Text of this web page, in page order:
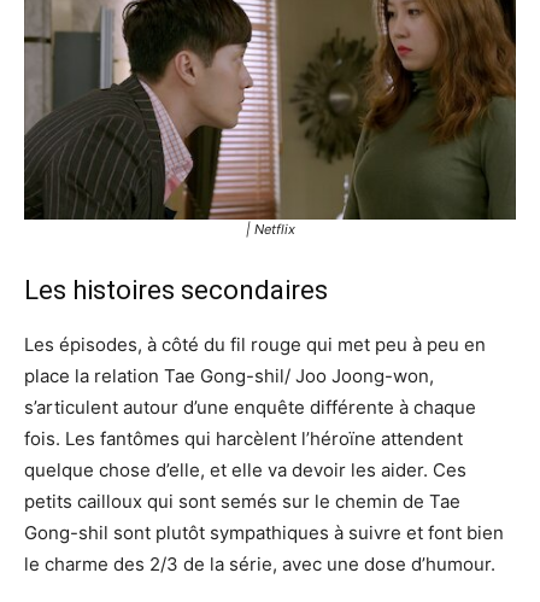
| Netflix
Les histoires secondaires
Les épisodes, à côté du fil rouge qui met peu à peu en
place la relation Tae Gong-shil/ Joo Joong-won,
s’articulent autour d’une enquête différente à chaque
fois. Les fantômes qui harcèlent l’héroïne attendent
quelque chose d’elle, et elle va devoir les aider. Ces
petits cailloux qui sont semés sur le chemin de Tae
Gong-shil sont plutôt sympathiques à suivre et font bien
le charme des 2/3 de la série, avec une dose d’humour.